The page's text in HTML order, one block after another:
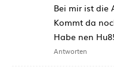
Bei mir ist die
Kommt da
Habe nen
Antworten